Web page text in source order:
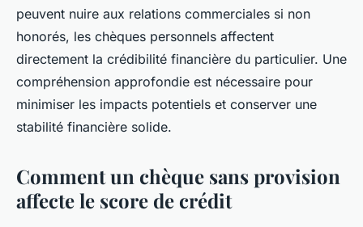
peuvent nuire aux relations commerciales si non
honorés, les chèques personnels affectent
directement la crédibilité financière du particulier. Une
compréhension approfondie est nécessaire pour
minimiser les impacts potentiels et conserver une
stabilité financière solide.
Comment un chèque sans provision
affecte le score de crédit